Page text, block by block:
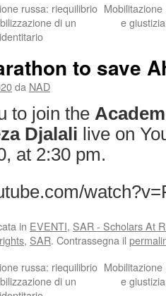
russa: riequilibrio
di un
e
to save
da NAD
to join the
Djalali live on
at 2:30 pm.
in EVENTI, SAR - Scholars At
, SAR. Contrassegna il
russa: riequilibrio
di un
e